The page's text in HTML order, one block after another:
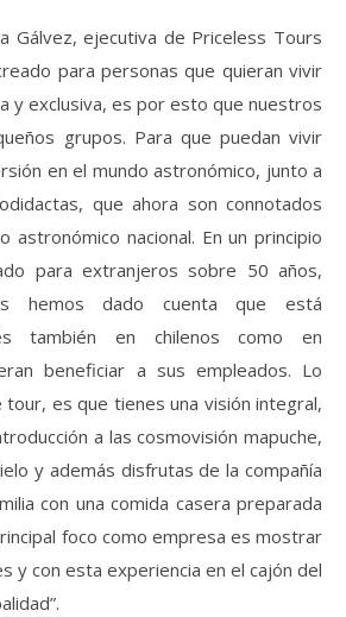
Gálvez, ejecutiva de Priceless Tours
para personas que quieran vivir
y exclusiva, es por esto que nuestros
grupos. Para que puedan vivir
en el mundo astronómico, junto a
que ahora son connotados
astronómico nacional. En un principio
para extranjeros sobre 50 años,
hemos dado cuenta que está
también en chilenos como en
beneficiar a sus empleados. Lo
es que tienes una visión integral,
a las cosmovisión mapuche,
y además disfrutas de la compañía
con una comida casera preparada
foco como empresa es mostrar
y con esta experiencia en el cajón del